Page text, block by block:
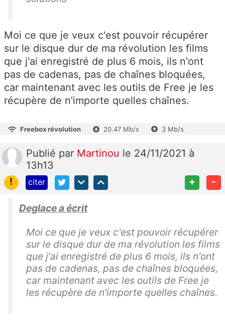
Moi ce que je veux c'est pouvoir récupérer
sur le disque dur de ma révolution les films
que j'ai enregistré de plus 6 mois, ils n'ont
pas de cadenas, pas de chaînes bloquées,
car maintenant avec les outils de Free je les
récupère de n'importe quelles chaînes.
Freebox révolution 20.47 Mb/s 3 Mb/s
Publié par Martinou le 24/11/2021 à
13h13
!
citer + -
Deglace a écrit
Moi ce que je veux c'est pouvoir récupérer
sur le disque dur de ma révolution les films
que j'ai enregistré de plus 6 mois, ils n'ont
pas de cadenas, pas de chaînes bloquées,
car maintenant avec les outils de Free je
les récupère de n'importe quelles chaînes.